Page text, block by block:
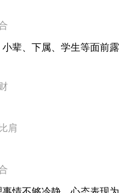
辈、下属、学生等面前露
肩